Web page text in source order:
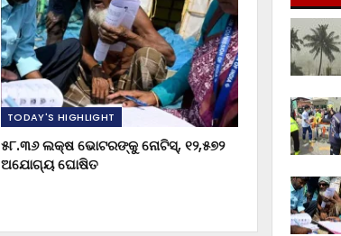
TODAY'S HIGHLIGHT
୫୮.୩୬ ଲକ୍ଷ ଭୋଟରଙ୍କୁ ନୋଟିସ୍‌, ୧୨,୫୭୨
ଅଯୋଗ୍ୟ ଘୋଷିତ